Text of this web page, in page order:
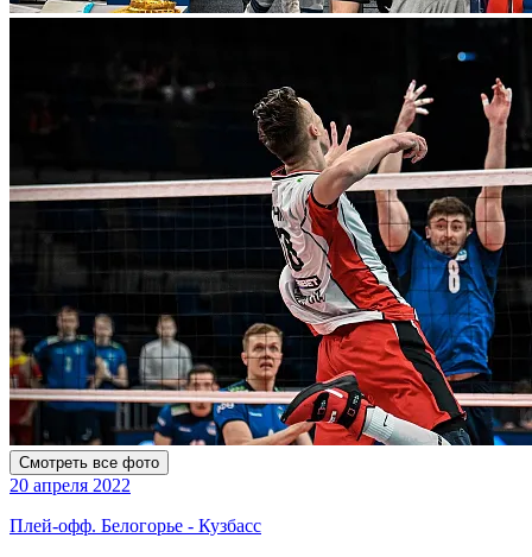
Смотреть все фото
20 апреля 2022
Плей-офф. Белогорье - Кузбасс